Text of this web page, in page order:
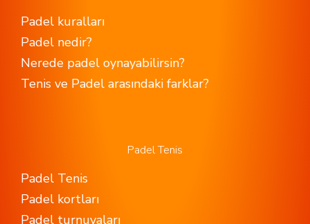
Padel kuralları
Padel nedir?
Nerede padel oynayabilirsin?
Tenis ve Padel arasındaki farklar?
Padel Tenis
Padel Tenis
Padel kortları
Padel turnuvaları